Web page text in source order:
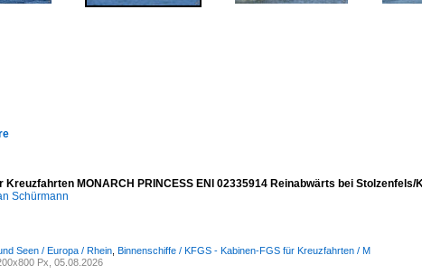
Kreuzfahrten MONARCH PRINCESS ENI 02335914 Reinabwärts bei Stolzenfels/
Schürmann
Seen / Europa / Rhein Binnenschiffe / KFGS - Kabinen-FGS für Kreuzfahrten / M
Px, 05.08.2026